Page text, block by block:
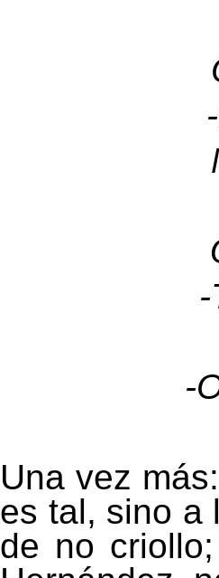
-
-
-
Una vez
es tal, sino a
de no